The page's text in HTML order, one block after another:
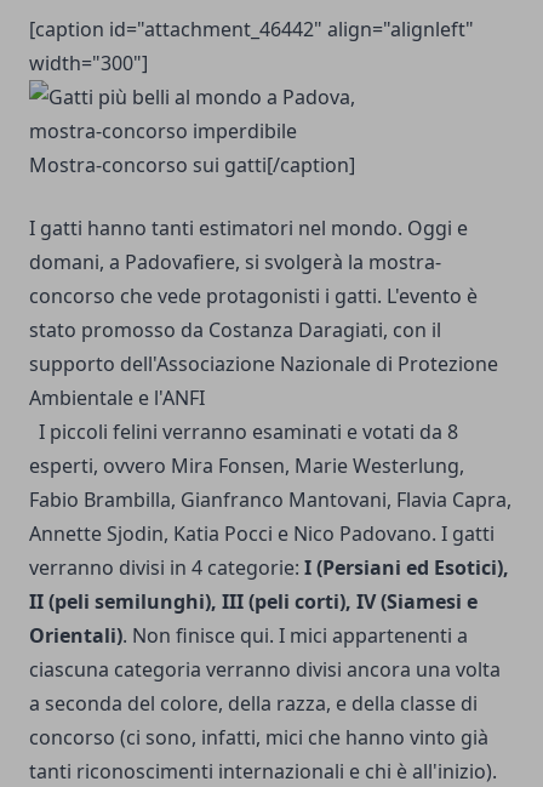
[caption id="attachment_46442" align="alignleft"
width="300"]
Mostra-concorso sui gatti[/caption]
I gatti hanno tanti estimatori nel mondo. Oggi e
domani, a Padovafiere, si svolgerà la mostra-
concorso che vede protagonisti i gatti. L'evento è
stato promosso da Costanza Daragiati, con il
supporto dell'Associazione Nazionale di Protezione
Ambientale e l'ANFI
I piccoli felini verranno esaminati e votati da 8
esperti, ovvero Mira Fonsen, Marie Westerlung,
Fabio Brambilla, Gianfranco Mantovani, Flavia Capra,
Annette Sjodin, Katia Pocci e Nico Padovano. I gatti
verranno divisi in 4 categorie: I (Persiani ed Esotici),
II (peli semilunghi), III (peli corti), IV (Siamesi e
Orientali). Non finisce qui. I mici appartenenti a
ciascuna categoria verranno divisi ancora una volta
a seconda del colore, della razza, e della classe di
concorso (ci sono, infatti, mici che hanno vinto già
tanti riconoscimenti internazionali e chi è all'inizio).